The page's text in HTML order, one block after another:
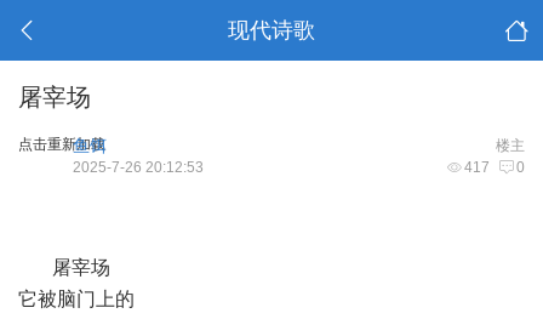
现代诗歌
屠宰场
点击重新加载 楼主
鱼饵
417 0
2025-7-26 20:12:53
屠宰场
它被脑门上的